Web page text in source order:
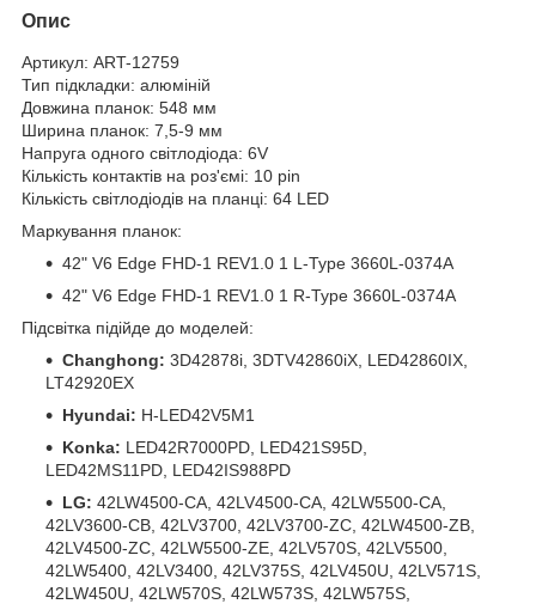
Опис
Артикул: ART-12759
Тип підкладки: алюміній
Довжина планок: 548 мм
Ширина планок: 7,5-9 мм
Напруга одного світлодіода: 6V
Кількість контактів на роз'ємі: 10 pin
Кількість світлодіодів на планці: 64 LED
Маркування планок:
42" V6 Edge FHD-1 REV1.0 1 L-Type 3660L-0374A
42" V6 Edge FHD-1 REV1.0 1 R-Type 3660L-0374A
Підсвітка підійде до моделей:
Changhong: 3D42878i, 3DTV42860iX, LED42860IX,
LT42920EX
Hyundai: H-LED42V5M1
Konka: LED42R7000PD, LED421S95D,
LED42MS11PD, LED42IS988PD
LG: 42LW4500-CA, 42LV4500-CA, 42LW5500-CA,
42LV3600-CB, 42LV3700, 42LV3700-ZC, 42LW4500-ZB,
42LV4500-ZC, 42LW5500-ZE, 42LV570S, 42LV5500,
42LW5400, 42LV3400, 42LV375S, 42LV450U, 42LV571S,
42LW450U, 42LW570S, 42LW573S, 42LW575S,